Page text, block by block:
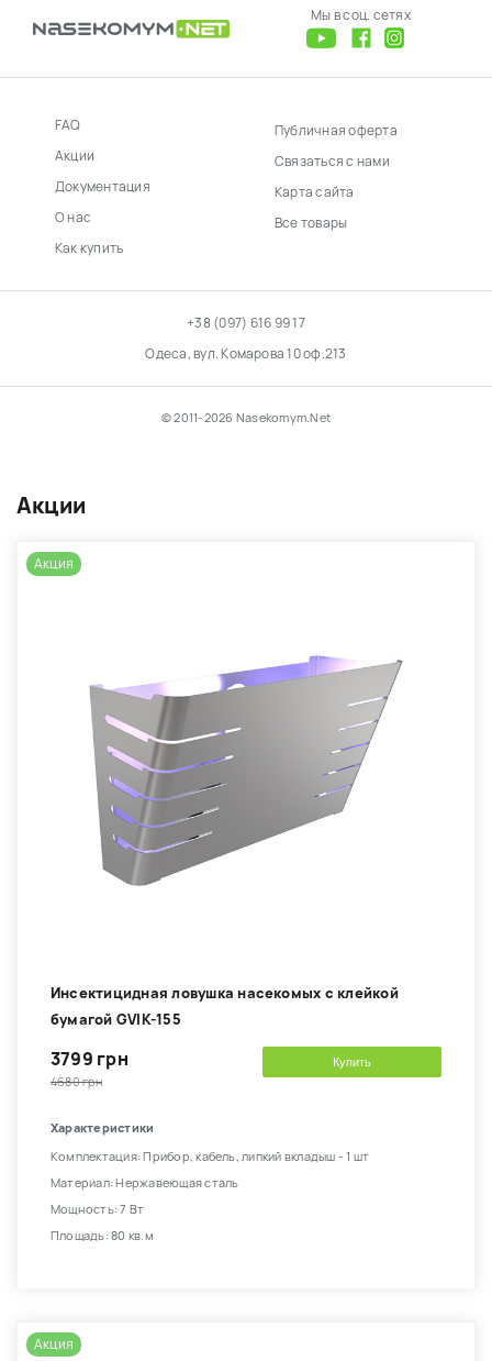
Акции
Акция
Инсектицидная ловушка насекомых с клейкой
бумагой GVIK-155
3799 грн
4680 грн
Купить
Характеристики
Комплектация: Прибор, кабель, липкий вкладыш - 1 шт
Материал: Нержавеющая сталь
Мощность: 7 Вт
Площадь: 80 кв.м
Акция
Мы в соц. сетях
FAQ
Акции
Документация
О нас
Как купить
Публичная оферта
Связаться с нами
Карта сайта
Все товары
+38 (097) 616 99 17
Одеса, вул. Комарова 10 оф.213
© 2011-2026 Nasekomym.Net